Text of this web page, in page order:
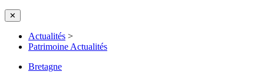
✕
Actualités >
Patrimoine Actualités
Bretagne